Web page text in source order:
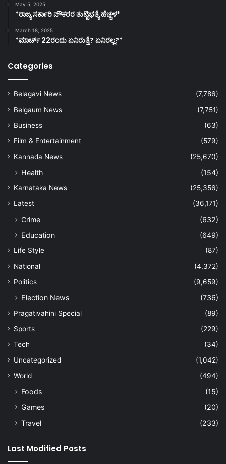
May 5, 2025
*ರಾಜ್ಯ ಸರ್ಕಾರಿ ನೌಕರರ ತುಟ್ಟಿಭತ್ಯೆ ಹೆಚ್ಚಳ*
March 18, 2025
*ಮಾರ್ಚ್ 22ರಂದು ಏನಿರುತ್ತೆ? ಏನಿರಲ್ಲ?*
Categories
Belagavi News
(7,786)
Belgaum News
(7,751)
Business
(63)
Film & Entertainment
(579)
Kannada News
(25,670)
Health (154)
Karnataka News
(25,356)
Latest
(36,171)
Crime
(632)
Education
(649)
Life Style
(87)
National
(4,372)
Politics
(9,659)
Election News (736)
Pragativahini Special
(89)
Sports
(229)
Tech
(34)
Uncategorized
(1,042)
World
(494)
Foods
(15)
Games
(20)
Travel
(233)
Last Modified Posts